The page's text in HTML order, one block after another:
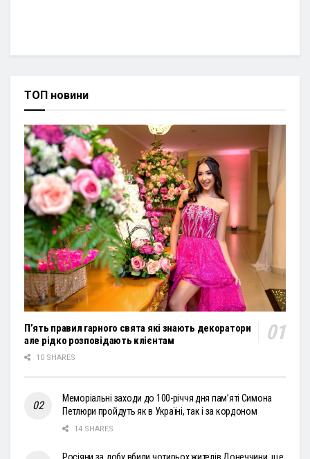
ТОП новини
П’ять правил гарного свята які знають декоратори
але рідко розповідають клієнтам
10 SHARES
Меморіальні заходи до 100-річчя дня пам’яті Симона
Петлюри пройдуть як в Україні, так і за кордоном
14 SHARES